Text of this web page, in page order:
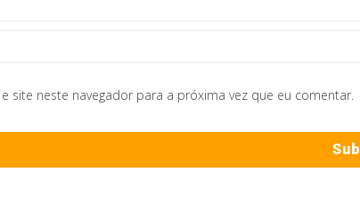
site neste navegador para a próxima vez que eu comentar.